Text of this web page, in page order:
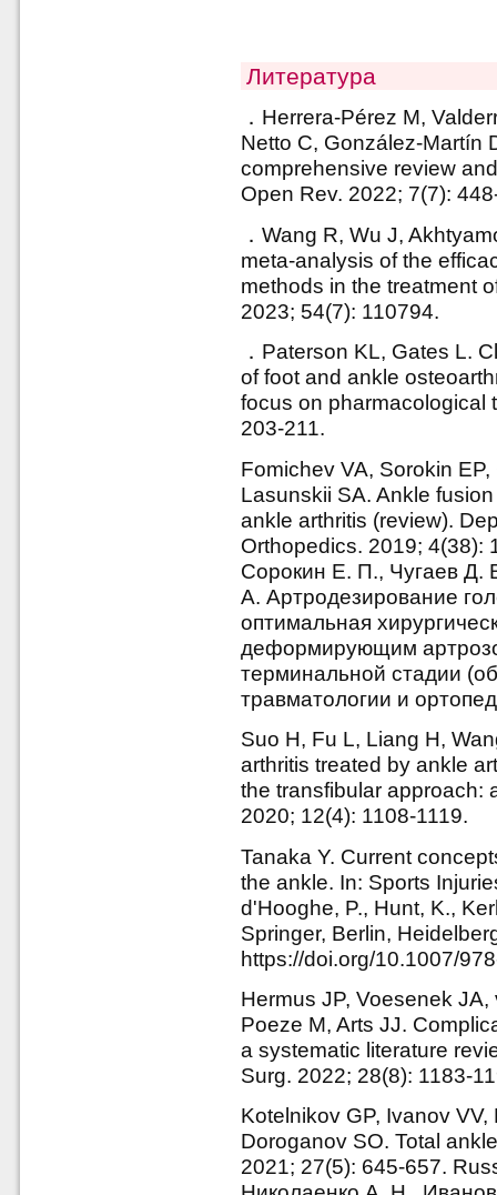
Литература
．Herrera-Pérez M,
Netto C, González-Martín
comprehensive review
Open Rev. 2022; 7(7):
．Wang R, Wu J,
meta-analysis of the
methods in the treatment
2023; 54(7): 110794.
．Paterson KL, Gates L.
of foot and ankle
focus on pharmacological
203-211.
Fomichev VA, Sorokin
Lasunskii SA. Ankle
ankle arthritis (review).
Orthopedics. 2019;
Сорокин Е. П., Чугаев Д.
А. Артродезирование
оптимальная
деформирующим
терминальной стадии
травматологии и
Suo H, Fu L, Liang H,
arthritis treated by ankle
the transfibular approach:
2020; 12(4): 1108-1119.
Tanaka Y. Current
the ankle. In: Sports
d'Hooghe, P., Hunt, K.,
Springer, Berlin,
https://doi.org/10.1007/
Hermus JP, Voesenek
Poeze M, Arts JJ.
a systematic literature
Surg. 2022; 28(8): 1183-
Kotelnikov GP, Ivanov
Doroganov SO. Total
2021; 27(5): 645-657.